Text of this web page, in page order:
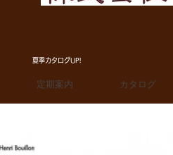
夏季カタログUP!
定期案内 カタログ